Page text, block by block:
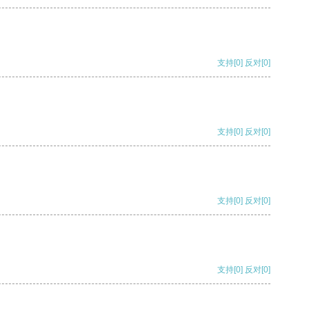
支持[0] 反对[0]
支持[0] 反对[0]
支持[0] 反对[0]
支持[0] 反对[0]